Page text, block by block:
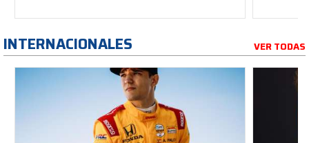
INTERNACIONALES VER TODAS